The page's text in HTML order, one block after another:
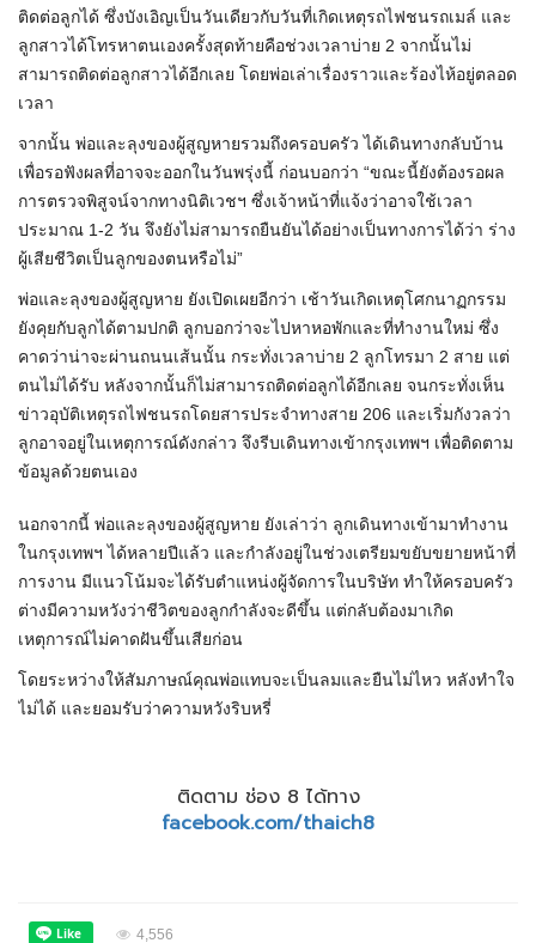
ติดต่อลูกได้ ซึ่งบังเอิญเป็นวันเดียวกับวันที่เกิดเหตุรถไฟชนรถเมล์ และ
ลูกสาวได้โทรหาตนเองครั้งสุดท้ายคือช่วงเวลาบ่าย 2 จากนั้นไม่
สามารถติดต่อลูกสาวได้อีกเลย โดยพ่อเล่าเรื่องราวและร้องไห้อยู่ตลอด
เวลา
จากนั้น พ่อและลุงของผู้สูญหายรวมถึงครอบครัว ได้เดินทางกลับบ้าน
เพื่อรอฟังผลที่อาจจะออกในวันพรุ่งนี้ ก่อนบอกว่า “ขณะนี้ยังต้องรอผล
การตรวจพิสูจน์จากทางนิติเวชฯ ซึ่งเจ้าหน้าที่แจ้งว่าอาจใช้เวลา
ประมาณ 1-2 วัน จึงยังไม่สามารถยืนยันได้อย่างเป็นทางการได้ว่า ร่าง
ผู้เสียชีวิตเป็นลูกของตนหรือไม่”
พ่อและลุงของผู้สูญหาย ยังเปิดเผยอีกว่า เช้าวันเกิดเหตุโศกนาฏกรรม
ยังคุยกับลูกได้ตามปกติ ลูกบอกว่าจะไปหาหอพักและที่ทำงานใหม่ ซึ่ง
คาดว่าน่าจะผ่านถนนเส้นนั้น กระทั่งเวลาบ่าย 2 ลูกโทรมา 2 สาย แต่
ตนไม่ได้รับ หลังจากนั้นก็ไม่สามารถติดต่อลูกได้อีกเลย จนกระทั่งเห็น
ข่าวอุบัติเหตุรถไฟชนรถโดยสารประจำทางสาย 206 และเริ่มกังวลว่า
ลูกอาจอยู่ในเหตุการณ์ดังกล่าว จึงรีบเดินทางเข้ากรุงเทพฯ เพื่อติดตาม
ข้อมูลด้วยตนเอง
นอกจากนี้ พ่อและลุงของผู้สูญหาย ยังเล่าว่า ลูกเดินทางเข้ามาทำงาน
ในกรุงเทพฯ ได้หลายปีแล้ว และกำลังอยู่ในช่วงเตรียมขยับขยายหน้าที่
การงาน มีแนวโน้มจะได้รับตำแหน่งผู้จัดการในบริษัท ทำให้ครอบครัว
ต่างมีความหวังว่าชีวิตของลูกกำลังจะดีขึ้น แต่กลับต้องมาเกิด
เหตุการณ์ไม่คาดฝันขึ้นเสียก่อน
โดยระหว่างให้สัมภาษณ์คุณพ่อแทบจะเป็นลมและยืนไม่ไหว หลังทำใจ
ไม่ได้ และยอมรับว่าความหวังริบหรี่
ติดตาม ช่อง 8 ได้ทาง
facebook.com/thaich8
4,556